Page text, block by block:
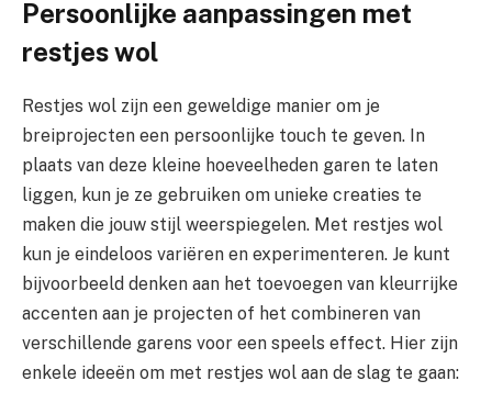
Persoonlijke aanpassingen met
restjes wol
Restjes wol zijn een geweldige manier om je
breiprojecten een persoonlijke touch te geven. In
plaats van deze kleine hoeveelheden garen te laten
liggen, kun je ze gebruiken om unieke creaties te
maken die jouw stijl weerspiegelen. Met restjes wol
kun je eindeloos variëren en experimenteren. Je kunt
bijvoorbeeld denken aan het toevoegen van kleurrijke
accenten aan je projecten of het combineren van
verschillende garens voor een speels effect. Hier zijn
enkele ideeën om met restjes wol aan de slag te gaan: